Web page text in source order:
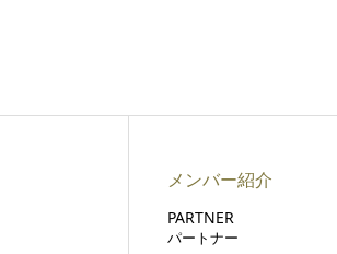
メンバー紹介
PARTNER
パートナー